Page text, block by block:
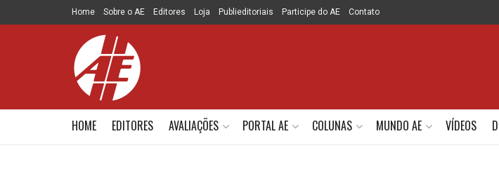
Home Sobre o AE Editores Loja Publieditoriais Participe do AE Contato
HOME EDITORES AVALIAÇÕES PORTAL AE COLUNAS MUNDO AE VÍDEOS